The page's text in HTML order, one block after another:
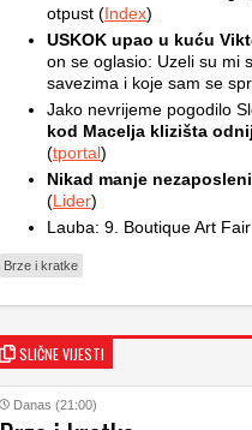
otpust (Index)
USKOK upao u kuću
on se oglasio: Uzeli su mi
savezima i koje sam se
Jako nevrijeme pogodilo
kod Macelja klizišta
(tportal)
Nikad manje
(Lider)
Lauba: 9. Boutique Art
Brze i kratke
SLIČNE VIJESTI
Danas (21:00)